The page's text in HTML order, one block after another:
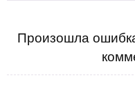
Произошла